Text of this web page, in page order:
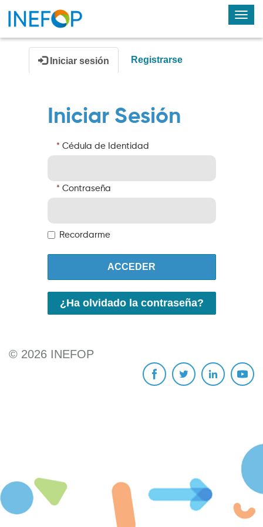
Iniciar sesión Registrarse
Iniciar Sesión
Cédula de Identidad
Contraseña
Recordarme
ACCEDER
¿Ha olvidado la contraseña?
© 2026 INEFOP